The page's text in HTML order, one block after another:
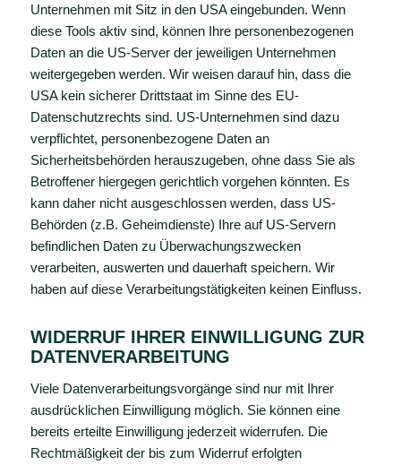
Unternehmen mit Sitz in den USA eingebunden. Wenn
diese Tools aktiv sind, können Ihre personenbezogenen
Daten an die US-Server der jeweiligen Unternehmen
weitergegeben werden. Wir weisen darauf hin, dass die
USA kein sicherer Drittstaat im Sinne des EU-
Datenschutzrechts sind. US-Unternehmen sind dazu
verpflichtet, personenbezogene Daten an
Sicherheitsbehörden herauszugeben, ohne dass Sie als
Betroffener hiergegen gerichtlich vorgehen könnten. Es
kann daher nicht ausgeschlossen werden, dass US-
Behörden (z.B. Geheimdienste) Ihre auf US-Servern
befindlichen Daten zu Überwachungszwecken
verarbeiten, auswerten und dauerhaft speichern. Wir
haben auf diese Verarbeitungstätigkeiten keinen Einfluss.
WIDERRUF IHRER EINWILLIGUNG ZUR
DATENVERARBEITUNG
Viele Datenverarbeitungsvorgänge sind nur mit Ihrer
ausdrücklichen Einwilligung möglich. Sie können eine
bereits erteilte Einwilligung jederzeit widerrufen. Die
Rechtmäßigkeit der bis zum Widerruf erfolgten